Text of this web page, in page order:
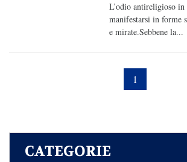
L’odio antireligioso
manifestarsi in forme
e mirate.Sebbene la...
1
CATEGORIE